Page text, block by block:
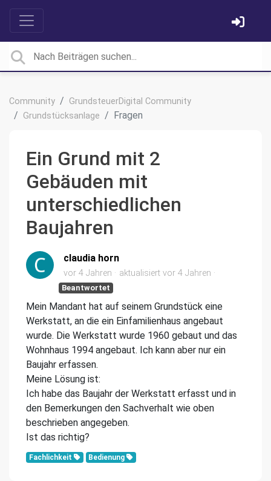
Community
GrundsteuerDigital Community
Grundstücksanlage
Fragen
Ein Grund mit 2
Gebäuden mit
unterschiedlichen
Baujahren
claudia horn
vor 4 Jahren aktualisiert vor 4 Jahren
Beantwortet
Mein Mandant hat auf seinem Grundstück eine
Werkstatt, an die ein Einfamilienhaus angebaut
wurde. Die Werkstatt wurde 1960 gebaut und das
Wohnhaus 1994 angebaut. Ich kann aber nur ein
Baujahr erfassen.
Meine Lösung ist:
Ich habe das Baujahr der Werkstatt erfasst und in
den Bemerkungen den Sachverhalt wie oben
beschrieben angegeben.
Ist das richtig?
Fachlichkeit Bedienung